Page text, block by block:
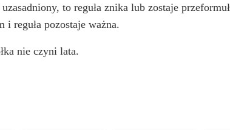
to reguła znika lub zostaje
reguła pozostaje ważna.
nie czyni lata.